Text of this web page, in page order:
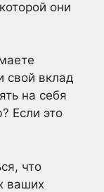
они
свой вклад
на себя
Если это
что
ваших